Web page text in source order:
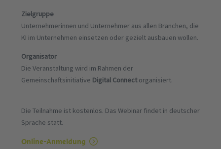
Zielgruppe
Unternehmerinnen und Unternehmer aus allen Branchen, die
KI im Unternehmen einsetzen oder gezielt ausbauen wollen.
Organisator
Die Veranstaltung wird im Rahmen der
Gemeinschaftsinitiative Digital Connectorganisiert.
Die Teilnahme ist kostenlos. Das Webinar findet in deutscher
Sprache statt.
Online-Anmeldung